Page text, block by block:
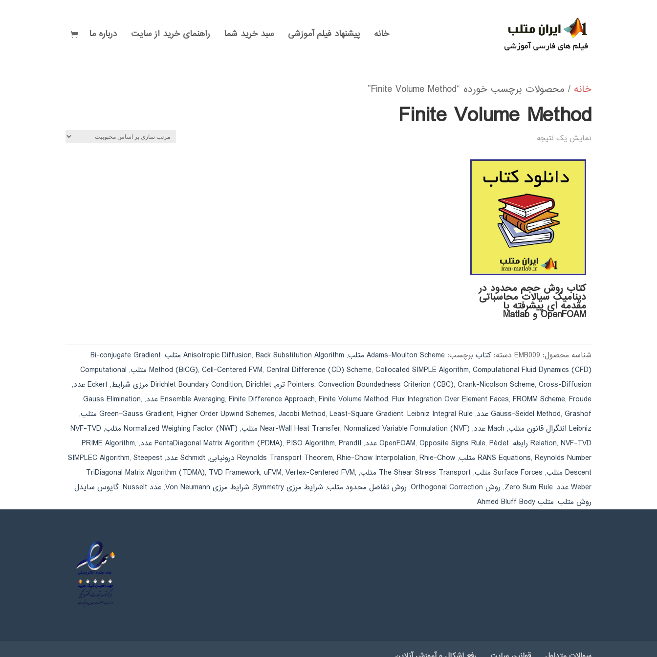
خانه پیشنهاد فیلم آموزشی سبد خرید شما راهنمای خرید از سایت درباره ما
خانه / محصولات برچسب خورده “Finite Volume Method”
Finite Volume Method
نمایش یک نتیجه
کتاب روش حجم محدود در
دینامیک سیالات محاسباتی
مقدمه ای پیشرفته با
OpenFOAM و Matlab
شناسه محصول: EMB009 دسته:کتاب برچسب:Adams-Moulton Scheme متلب ,
Anisotropic Diffusion, Back Substitution Algorithm متلب ,
Bi-conjugate Gradient
Method (BiCG), Cell-Centered FVM, Central Difference (CD) Scheme, Collocated SIMPLE Algorithm, Computational Fluid Dynamics (CFD) متلب ,
Computational
Pointers, Convection Boundedness Criterion (CBC), Crank-Nicolson Scheme, Cross-Diffusion ترم ,
Dirichlet Boundary Condition, Dirichlet مرزی شرایط , Eckert عدد
,
Ensemble Averaging, Finite Difference Approach, Finite Volume Method, Flux Integration Over Element Faces, FROMM Scheme, Froude عدد ,
Gauss Elimination,
Gauss-Seidel Method, Grashof عدد ,
Green-Gauss Gradient, Higher Order Upwind Schemes, Jacobi Method, Least-Square Gradient, Leibniz Integral Rule متلب
,
Leibniz انتگرال قانون متلب
, Mach عدد ,
Near-Wall Heat Transfer, Normalized Variable Formulation (NVF) متلب , Normalized Weighing Factor (NWF) متلب ,
NVF-TVD
Relation, NVF-TVD رابطه ,
OpenFOAM, Opposite Signs Rule, Péclet عدد ,
PentaDiagonal Matrix Algorithm (PDMA), PISO Algorithm, Prandtl عدد ,
PRIME Algorithm,
RANS Equations, Reynolds Number متلب ,
Reynolds Transport Theorem, Rhie-Chow Interpolation, Rhie-Chow درونیابی , Schmidt عدد ,
SIMPLEC Algorithm, Steepest
Descent متلب
, Surface Forces متلب , The Shear Stress Transport متلب ,
TriDiagonal Matrix Algorithm (TDMA), TVD Framework, uFVM, Vertex-Centered FVM,
Weber عدد
,
Zero Sum Rule
, روش Orthogonal Correction , روش تفاضل محدود متلب, شرایط مرزی Symmetry , شرایط مرزی Von Neumann ,عدد Nusselt ,گایوس سایدل
روش متلب, متلب Ahmed Bluff Body